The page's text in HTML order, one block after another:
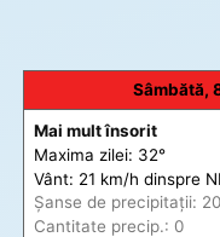
Sâmbătă,
Mai mult însorit
Maxima zilei: 32°
Vânt: 21 km/h dinspre
Șanse de precipitații:
Cantitate precip.: 0